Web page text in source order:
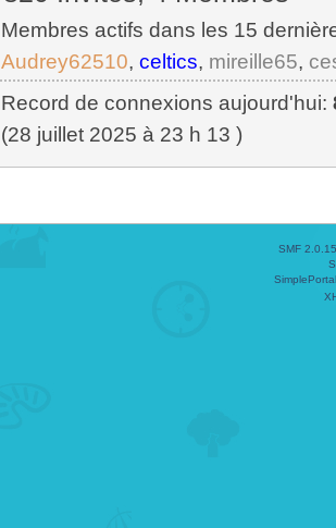
Membres actifs dans les 15
Audrey62510,celtics, mireille65,
Record de connexions aujourd'hui:
(28 juillet 2025 à 23 h 13 )
SMF 2.0.15